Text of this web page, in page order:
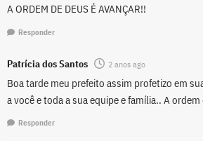
A ORDEM DE DEUS É AVANÇAR!!
Responder
Patrícia dos Santos 2 anos ago
Boa tarde meu prefeito assim profetizo em
a você e toda a sua equipe e família.. A ordem
Responder